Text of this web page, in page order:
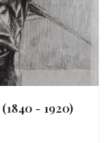
(1840 - 1920)